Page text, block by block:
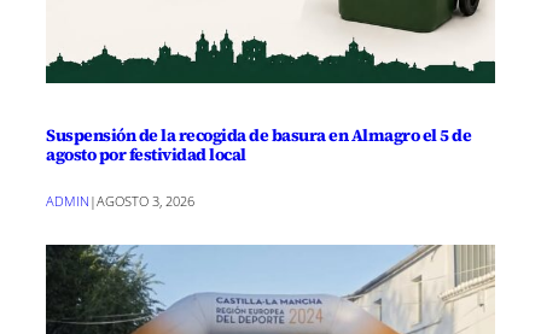
Suspensión de la recogida de basura en Almagro el 5 de
agosto por festividad local
ADMIN |AGOSTO 3, 2026